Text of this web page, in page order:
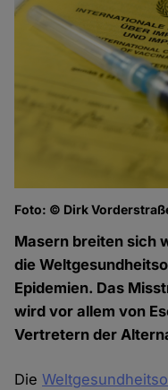
Foto: © Dirk
Masern breiten sich
die
Epidemien. Das
wird vor allem von
Vertretern der
Die